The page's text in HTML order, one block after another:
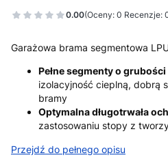
0.00(Oceny: 0 Recenzje:
Garażowa brama segmentowa
Pełne segmenty o
izolacyjność cieplną, dobrą
bramy
Optymalna długotrwała
zastosowaniu stopy z
Przejdź do pełnego opisu